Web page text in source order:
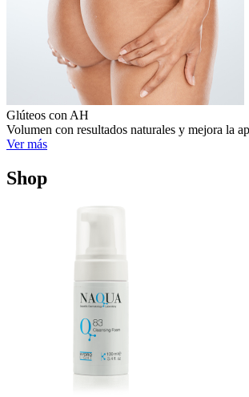
Glúteos con AH
Volumen con resultados naturales y mejora la
Ver más
Shop